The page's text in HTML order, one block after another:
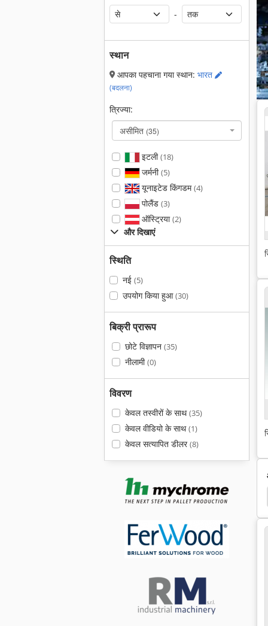
-
स्थान
आपका पहचाना गया स्थान: भारत
(बदलना)
त्रिज्या:
असीमित (35)
इटली(18)
जर्मनी(5)
यूनाइटेड किंगडम(4)
पोलैंड (3)
ऑस्ट्रिया(2)
और दिखाएं
स्थिति
नई (5)
उपयोग किया हुआ(30)
बिक्री प्रारूप
छोटे विज्ञापन (35)
नीलामी(0)
विवरण
केवल तस्वीरों के साथ(35)
केवल वीडियो के साथ(1)
केवल सत्यापित डीलर(8)